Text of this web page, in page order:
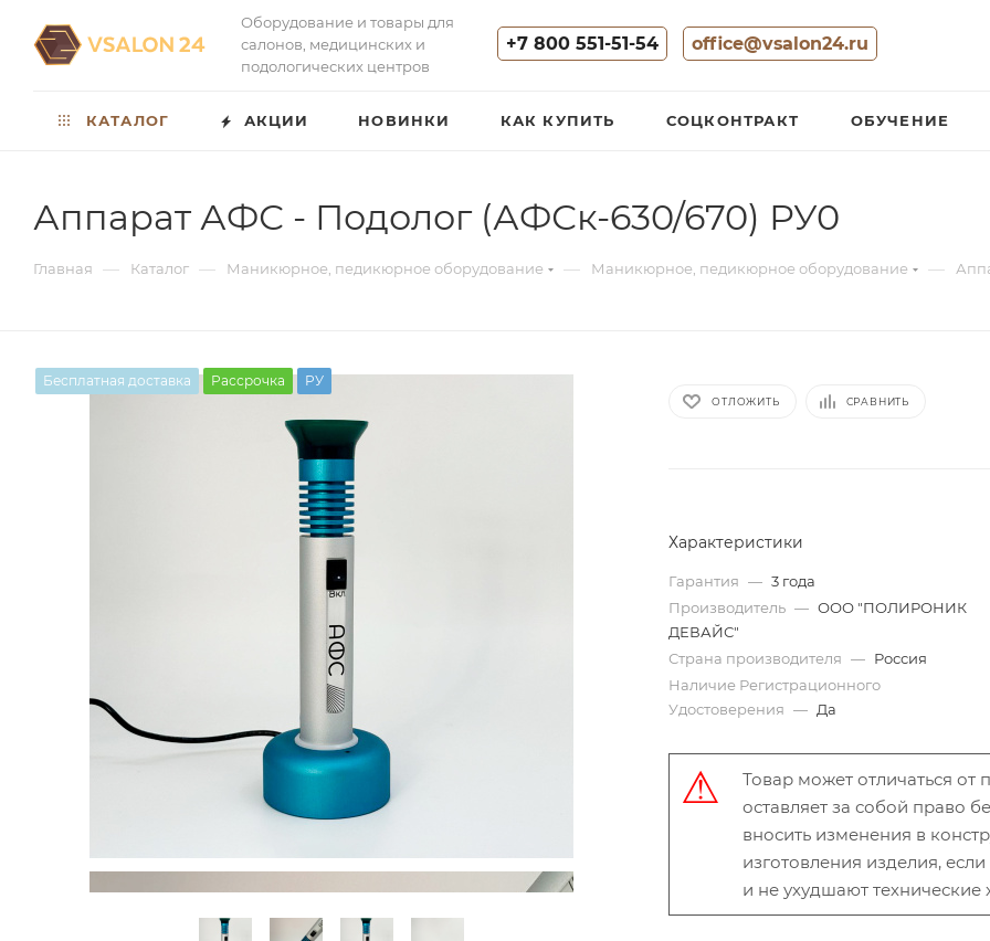
Оборудование и товары для
салонов, медицинских и
подологических центров
+7 800 551-51-54 office@vsalon24.ru
КАТАЛОГ АКЦИИ НОВИНКИ КАК КУПИТЬ СОЦКОНТРАКТ ОБУЧЕНИЕ
Аппарат АФС - Подолог (АФСк-630/670) РУ0
Главная — Каталог — Маникюрное, педикюрное оборудование — Маникюрное, педикюрное оборудование —
Бесплатная доставка Рассрочка РУ
ОТЛОЖИТЬ СРАВНИТЬ
Характеристики
Гарантия — 3 года
Производитель — ООО "ПОЛИРОНИК
ДЕВАЙС"
Страна производителя — Россия
Наличие Регистрационного
Удостоверения — Да
Товар может отличаться от
оставляет за собой право
вносить изменения в
изготовления изделия,
и не ухудшают технические